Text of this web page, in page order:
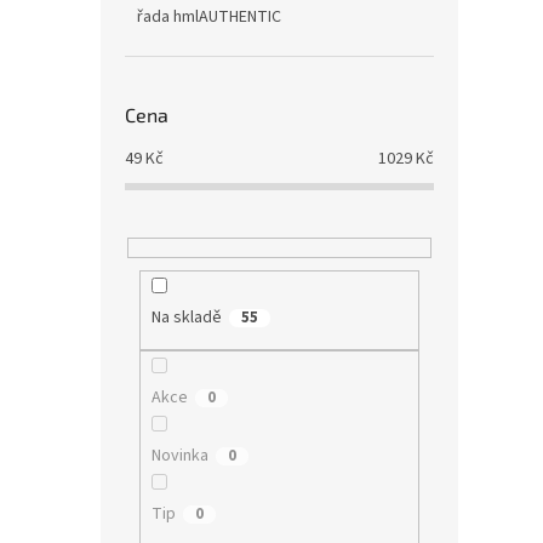
řada hmlAUTHENTIC
Cena
49Kč 1029Kč
Na skladě 55
Akce 0
Novinka 0
Tip 0